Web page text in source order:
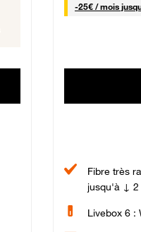
-25€ / mois25 €
Fibre très
jusqu'à ↓
Livebox 6 :